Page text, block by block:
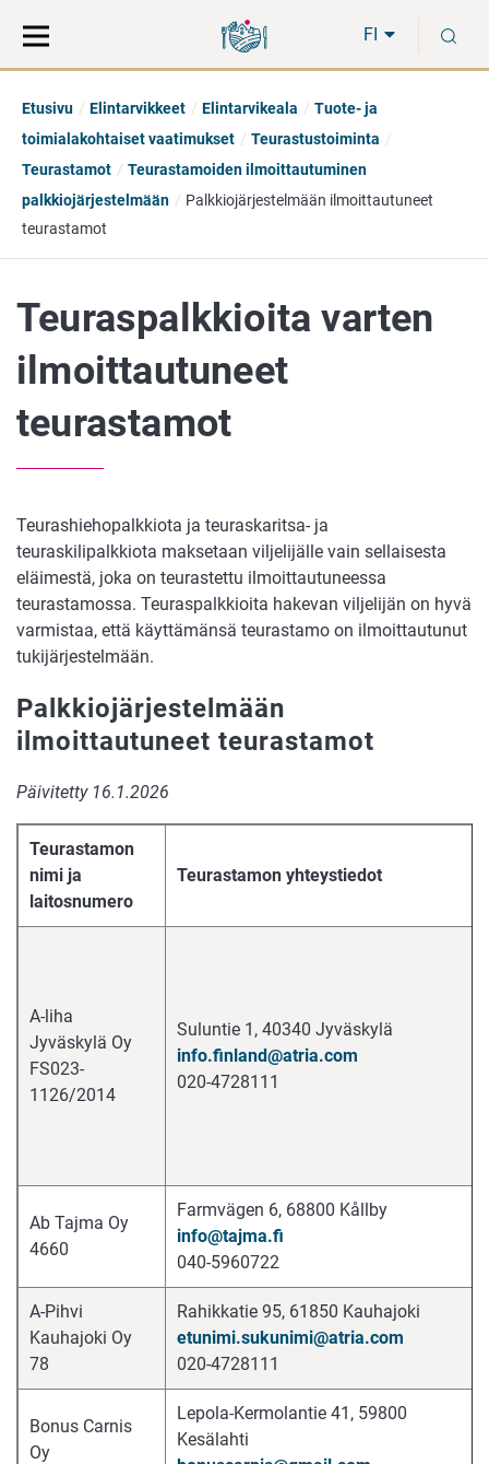
suoraan
sisältöön
koko
sivuston
FI
Etusivu Elintarvikkeet Elintarvikeala
Tuote- ja
toimialakohtaiset vaatimukset
Teurastustoiminta
Teurastamot
Teurastamoiden ilmoittautuminen
palkkiojärjestelmään
Palkkiojärjestelmään ilmoittautuneet
teurastamot
Teuraspalkkioita varten
ilmoittautuneet
teurastamot
Teurashiehopalkkiota ja teuraskaritsa- ja
teuraskilipalkkiota maksetaan viljelijälle vain sellaisesta
eläimestä, joka on teurastettu ilmoittautuneessa
teurastamossa. Teuraspalkkioita hakevan viljelijän on hyvä
varmistaa, että käyttämänsä teurastamo on ilmoittautunut
tukijärjestelmään.
Palkkiojärjestelmään
ilmoittautuneet teurastamot
Päivitetty 16.1.2026
Teurastamon
nimi ja
laitosnumero
Teurastamon yhteystiedot
A-liha
Jyväskylä Oy
FS023-
1126/2014
Suluntie 1, 40340 Jyväskylä
info.finland@atria.com
020-4728111
Ab Tajma Oy
4660
Farmvägen 6, 68800 Kållby
info@tajma.fi
040-5960722
A-Pihvi
Kauhajoki Oy
78
Rahikkatie 95, 61850 Kauhajoki
etunimi.sukunimi@atria.com
020-4728111
Bonus Carnis
Oy
Lepola-Kermolantie 41, 59800
Kesälahti